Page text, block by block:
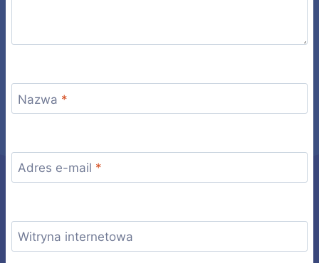
Nazwa *
Adres e-mail *
Witryna internetowa